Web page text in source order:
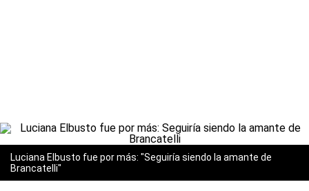
Luciana Elbusto fue por más: "Seguiría siendo la amante de
Brancatelli"